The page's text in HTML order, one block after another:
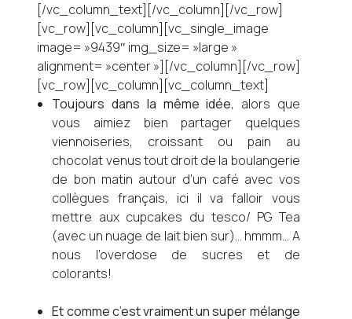
[/vc_column_text][/vc_column][/vc_row]
[vc_row][vc_column][vc_single_image
image= »9439″ img_size= »large »
alignment= »center »][/vc_column][/vc_row]
[vc_row][vc_column][vc_column_text]
Toujours dans la même idée, alors que
vous aimiez bien partager quelques
viennoiseries, croissant ou pain au
chocolat venus tout droit de la boulangerie
de bon matin autour d’un café avec vos
collègues français, ici il va falloir vous
mettre aux cupcakes du tesco/ PG Tea
(avec un nuage de lait bien sur)… hmmm… A
nous l’overdose de sucres et de
colorants!
Et comme c’est vraiment un super mélange